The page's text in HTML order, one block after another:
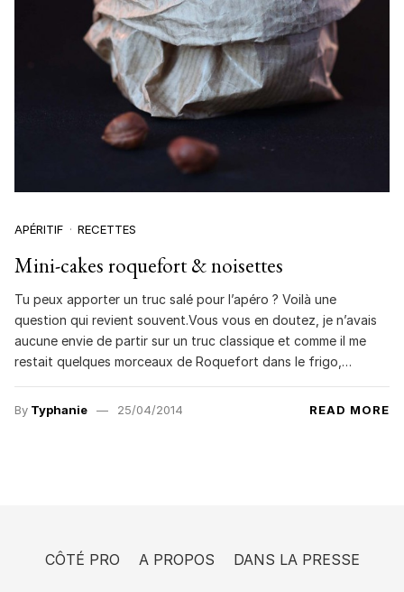
APÉRITIF RECETTES
Mini-cakes roquefort & noisettes
Tu peux apporter un truc salé pour l’apéro ? Voilà une
question qui revient souvent.Vous vous en doutez, je n’avais
aucune envie de partir sur un truc classique et comme il me
restait quelques morceaux de Roquefort dans le frigo,…
By Typhanie 25/04/2014 READ MORE
CÔTÉ PRO A PROPOS DANS LA PRESSE